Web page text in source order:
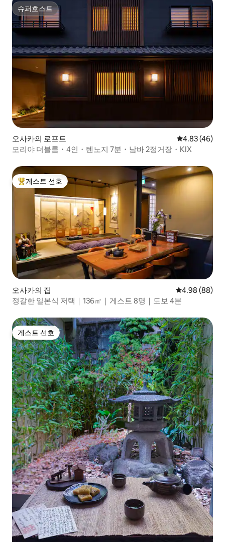
슈퍼호스트
슈퍼호스트
오사카의 로프트 평점 4.83점(5
4.83 (46)
모리야 더블룸・4인・텐노지 7분・남바 2정거장・KIX
상위 게스트 선호
게스트 선호
오사카의 집 평점 4.98점(5
4.98 (88)
정갈한 일본식 저택｜136㎡｜게스트 8명｜도보 4분
게스트 선호
게스트 선호